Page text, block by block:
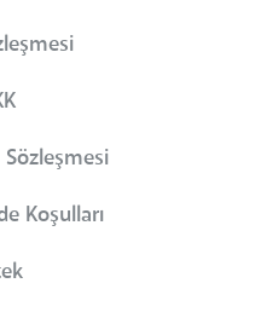
Sözleşmesi
Koşulları